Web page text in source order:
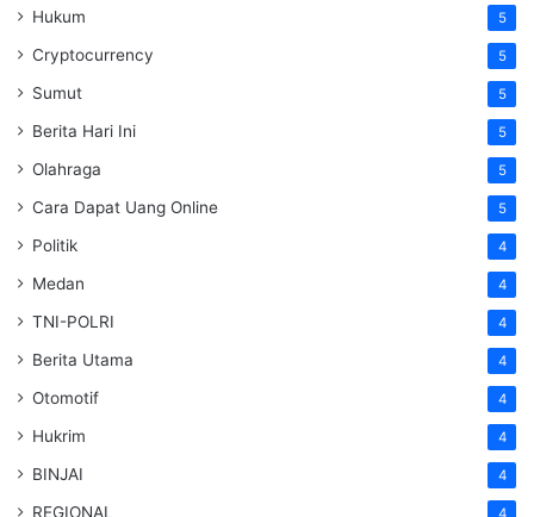
Hukum 5
Cryptocurrency 5
Sumut 5
Berita Hari Ini 5
Olahraga 5
Cara Dapat Uang Online 5
Politik 4
Medan 4
TNI-POLRI 4
Berita Utama 4
Otomotif 4
Hukrim 4
BINJAI 4
REGIONAL 4